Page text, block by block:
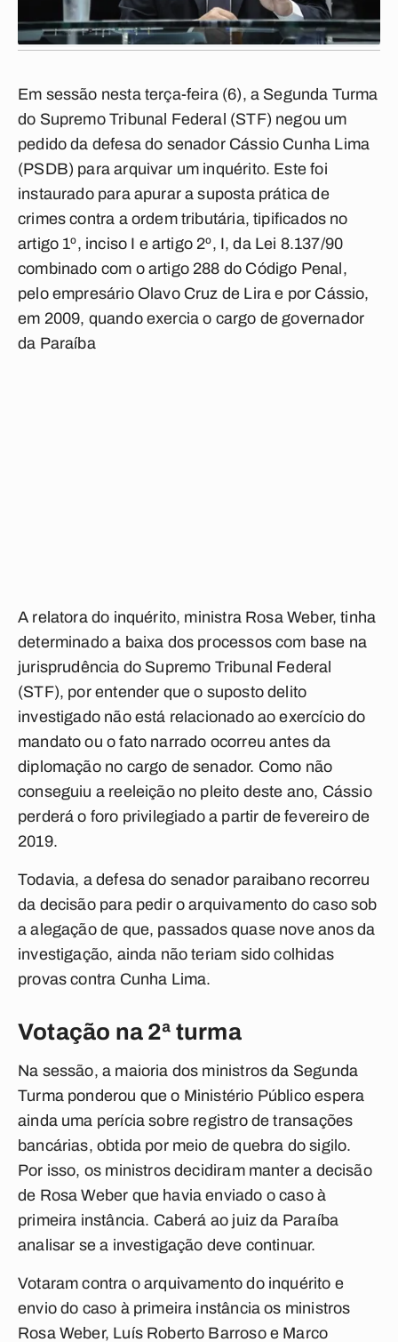
Em sessão nesta terça-feira (6), a Segunda Turma
do Supremo Tribunal Federal (STF) negou um
pedido da defesa do senador Cássio Cunha Lima
(PSDB) para arquivar um inquérito. Este foi
instaurado para apurar a suposta prática de
crimes contra a ordem tributária, tipificados no
artigo 1º, inciso I e artigo 2º, I, da Lei 8.137/90
combinado com o artigo 288 do Código Penal,
pelo empresário Olavo Cruz de Lira e por Cássio,
em 2009, quando exercia o cargo de governador
da Paraíba
A relatora do inquérito, ministra Rosa Weber, tinha
determinado a baixa dos processos com base na
jurisprudência do Supremo Tribunal Federal
(STF), por entender que o suposto delito
investigado não está relacionado ao exercício do
mandato ou o fato narrado ocorreu antes da
diplomação no cargo de senador. Como não
conseguiu a reeleição no pleito deste ano, Cássio
perderá o foro privilegiado a partir de fevereiro de
2019.
Todavia, a defesa do senador paraibano recorreu
da decisão para pedir o arquivamento do caso sob
a alegação de que, passados quase nove anos da
investigação, ainda não teriam sido colhidas
provas contra Cunha Lima.
Votação na 2ª turma
Na sessão, a maioria dos ministros da Segunda
Turma ponderou que o Ministério Público espera
ainda uma perícia sobre registro de transações
bancárias, obtida por meio de quebra do sigilo.
Por isso, os ministros decidiram manter a decisão
de Rosa Weber que havia enviado o caso à
primeira instância. Caberá ao juiz da Paraíba
analisar se a investigação deve continuar.
Votaram contra o arquivamento do inquérito e
envio do caso à primeira instância os ministros
Rosa Weber, Luís Roberto Barroso e Marco